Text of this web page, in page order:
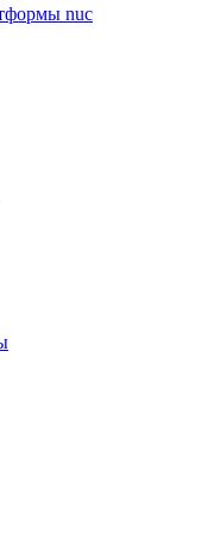
машины
газовые
nuc